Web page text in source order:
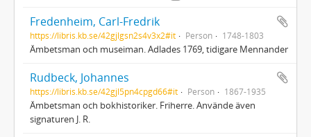
Fredenheim, Carl-Fredrik
https://libris.kb.se/42gjlgsn2s4v3x2#it Person 1748-1803
Ämbetsman och museiman. Adlades 1769, tidigare Mennander
Rudbeck, Johannes
https://libris.kb.se/42gjl5pn4cpgd66#it Person 1867-1935
Ämbetsman och bokhistoriker. Friherre. Använde även
signaturen J. R.